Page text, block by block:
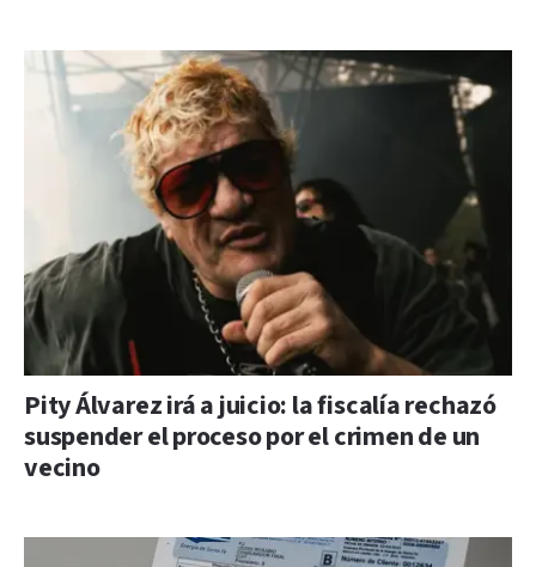
Pity Álvarez irá a juicio: la fiscalía rechazó
suspender el proceso por el crimen de un
vecino